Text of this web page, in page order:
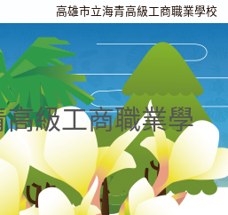
高雄市立海青高級工商職業學校
級工商職業學